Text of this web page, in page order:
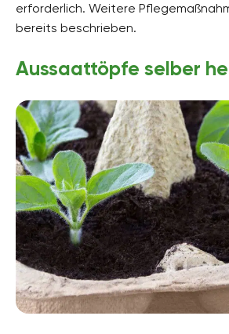
erforderlich. Weitere
bereits beschrieben.
Aussaattöpfe selber